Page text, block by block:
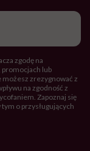
zgodę na
lub
zrezygnować z
na zgodność z
Zapoznaj się
o przysługujących